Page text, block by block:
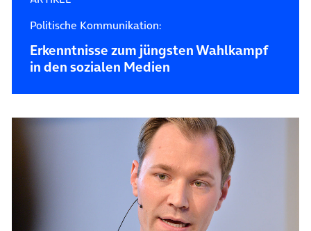
Politische Kommunikation:
Erkenntnisse zum jüngsten Wahlkampf
in den sozialen Medien